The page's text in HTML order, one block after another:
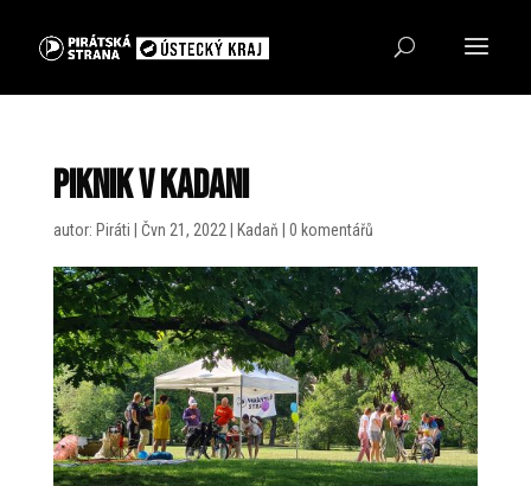
Piknik v Kadani
autor: Piráti Čvn 21, 2022 Kadaň 0 komentářů